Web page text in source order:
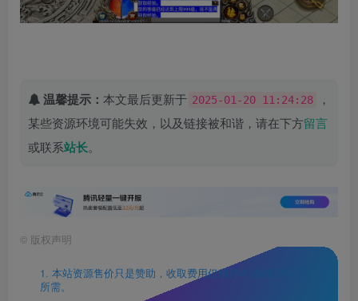
温馨提示： 本文最后更新于 2025-01-20 11:24:28
，
某些资源环境可能失效，以及链接被和谐，请在下方留言
或联系站长。
© 版权声明
1. 本站资源售价只是赞助，收取费用仅维持本站的日常运营
所需。